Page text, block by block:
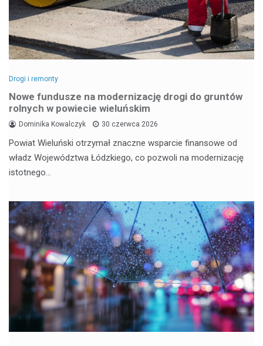
Drogi i remonty
Nowe fundusze na modernizację drogi do gruntów
rolnych w powiecie wieluńskim
Dominika Kowalczyk 30 czerwca 2026
Powiat Wieluński otrzymał znaczne wsparcie finansowe od
władz Województwa Łódzkiego, co pozwoli na modernizację
istotnego…